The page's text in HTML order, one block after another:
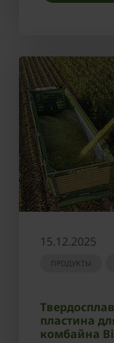
15.12.2025
ПРОДУКТЫ
пластина
комбайна